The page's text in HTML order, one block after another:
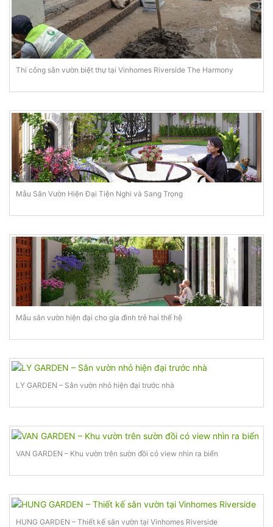
Thi công sân vườn biệt thự tại Vinhomes Riverside The Harmony
Mẫu Sân Vườn Hiện Đại Tiện Nghi và Sang Trọng
Mẫu sân vườn hiện đại cho gia đình trẻ hai thế hệ
LY GARDEN – Sân vườn nhỏ hiện đại trước nhà
VAN GARDEN – Khu vườn trên sườn đồi có view nhìn ra biển
HUNG GARDEN – Thiết kế sân vườn tại Vinhomes Riverside